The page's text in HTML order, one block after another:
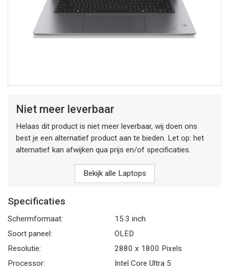
Niet meer leverbaar
Helaas dit product is niet meer leverbaar, wij doen ons
best je een alternatief product aan te bieden. Let op: het
alternatief kan afwijken qua prijs en/of specificaties.
Bekijk alle Laptops
Specificaties
Schermformaat:
15.3 inch
Soort paneel:
OLED
Resolutie:
2880 x 1800 Pixels
Processor:
Intel Core Ultra 5